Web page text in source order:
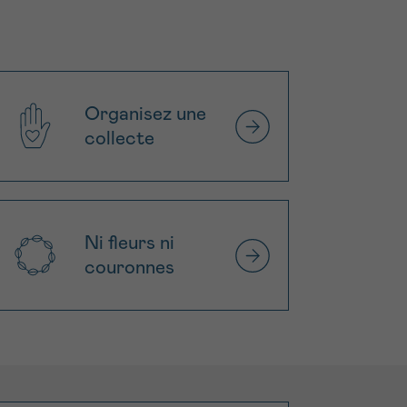
Organisez une
collecte
Ni fleurs ni
couronnes